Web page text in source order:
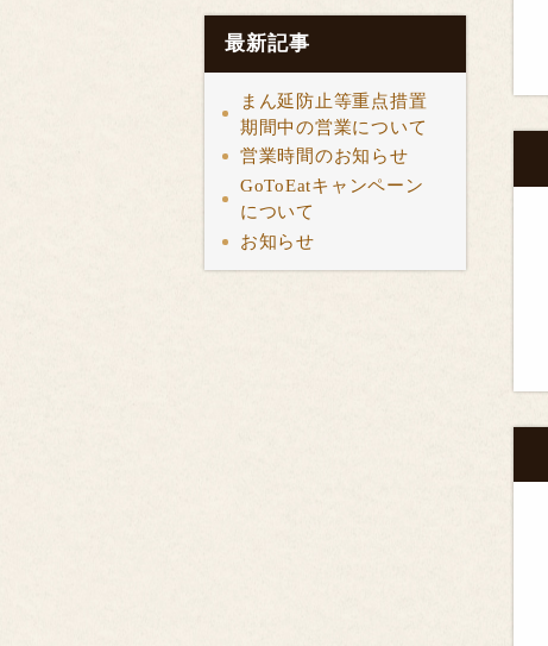
最新記事
まん延防止等重点措置
期間中の営業について
営業時間のお知らせ
GoToEatキャンペーン
について
お知らせ